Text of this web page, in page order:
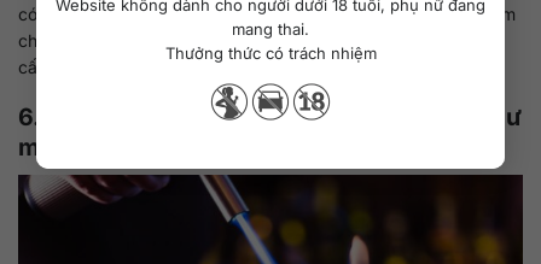
Website không dành cho người dưới 18 tuổi, phụ nữ đang
mang thai.
Thưởng thức có trách nhiệm
có thể cảm nhận được tầng hương riêng của rượu, nhưng điểm
chung vẫn là sự hòa quyện giữa cay, ngọt và đắng: ba yếu tố
cấu thành hương vị đặc trưng của Absinthe.
6. Cách cảm nhận và đánh giá Absinthe như
một chuyên gia